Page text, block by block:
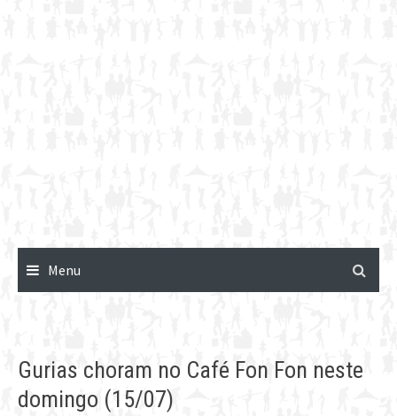
Menu
Gurias choram no Café Fon Fon neste
domingo (15/07)